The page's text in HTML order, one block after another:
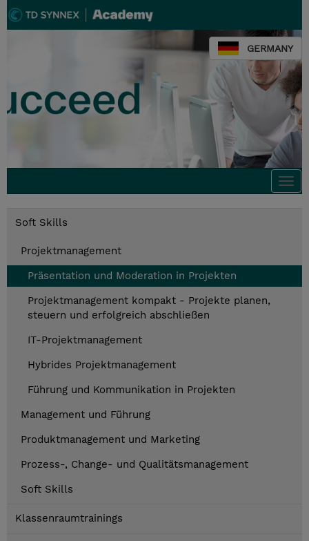
GERMANY
Soft Skills
Projektmanagement
Präsentation und Moderation in Projekten
Projektmanagement kompakt - Projekte planen,
steuern und erfolgreich abschließen
IT-Projektmanagement
Hybrides Projektmanagement
Führung und Kommunikation in Projekten
Management und Führung
Produktmanagement und Marketing
Prozess-, Change- und Qualitätsmanagement
Soft Skills
Klassenraumtrainings